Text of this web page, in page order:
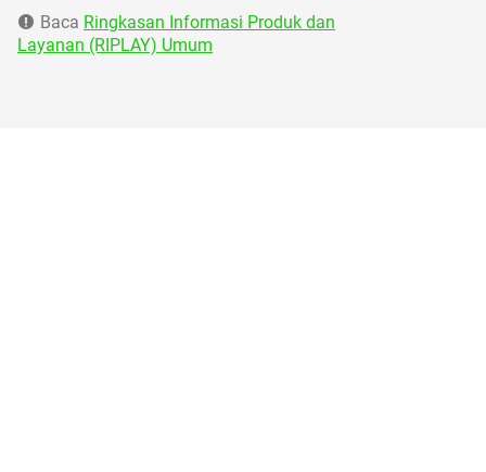
Baca Ringkasan Informasi Produk dan
Layanan (RIPLAY) Umum